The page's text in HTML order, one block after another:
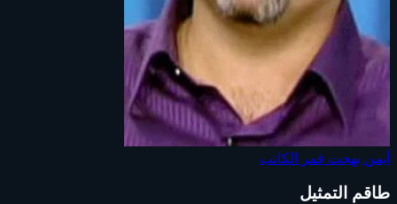
أيمن بهجت قمر الكاتب
طاقم التمثيل